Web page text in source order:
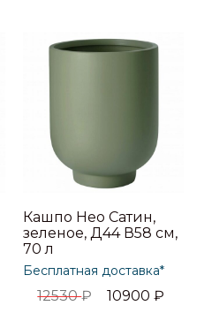
Кашпо Нео Сатин,
зеленое, Д44 В58 см,
70 л
Бесплатная доставка*
12530₽ 10900₽